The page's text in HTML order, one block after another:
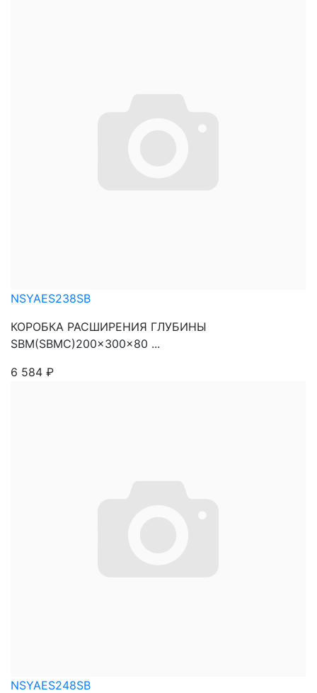
NSYAES238SB
КОРОБКА РАСШИРЕНИЯ ГЛУБИНЫ
SBM(SBMC)200x300x80 ...
6 584 ₽
NSYAES248SB